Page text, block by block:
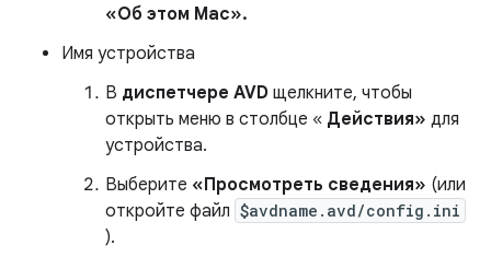
«Об этом Mac».
Имя устройства
В диспетчере AVD щелкните, чтобы
открыть меню в столбце « Действия» для
устройства.
Выберите «Просмотреть сведения» (или
откройте файл $avdname.avd/config.ini
).